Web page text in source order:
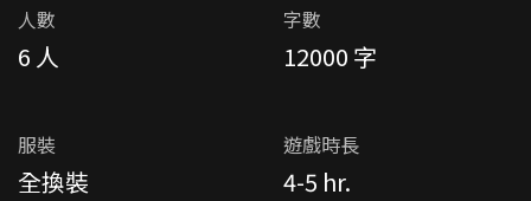
人數
6 人
字數
12000 字
服裝
全換裝
遊戲時長
4-5 hr.